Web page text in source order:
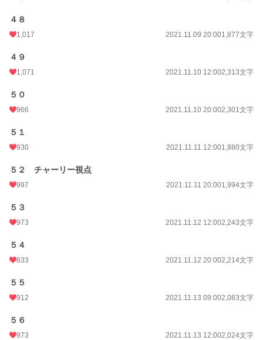
４８
1,017 2021.11.09 20:001,877文字
４９
1,071 2021.11.10 12:002,313文字
５０
966 2021.11.10 20:002,301文字
５１
930 2021.11.11 12:001,880文字
５２ チャーリー視点
997 2021.11.11 20:001,994文字
５３
973 2021.11.12 12:002,243文字
５４
833 2021.11.12 20:002,214文字
５５
912 2021.11.13 09:002,083文字
５６
973 2021.11.13 12:002,024文字